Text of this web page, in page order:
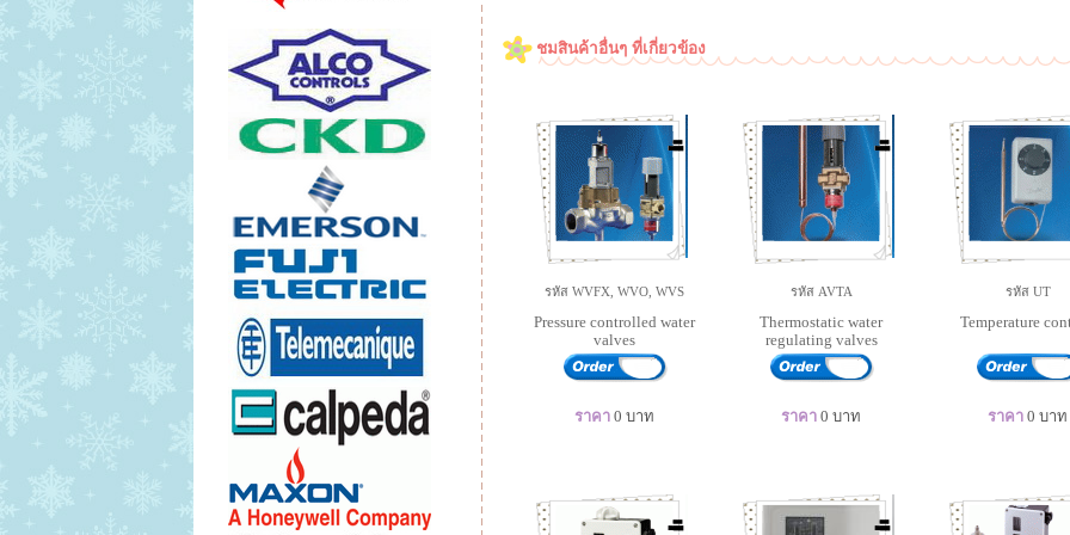
ชมสินค้าอื่นๆ ที่เกี่ยวข้อง
รหัส WVFX, WVO, WVS
Pressure controlled water
valves
ราคา 0 บาท
รหัส AVTA
Thermostatic water
regulating valves
ราคา 0 บาท
รหัส UT
Temperature
ราคา 0 บาท